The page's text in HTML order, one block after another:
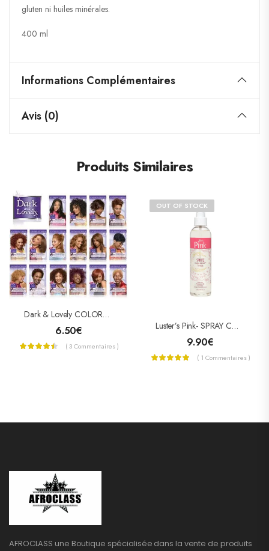
gluten ni huiles minérales.
400 ml
Informations Complémentaires
Avis (0)
Produits Similaires
Dark & Lovely COLORATION PERMANENTE « NUTRITIVE INTENSE »
6.50€
( 3 Commentaires )
OUT OF STOCK
Luster’s Pink- SPRAY COIFFANT SPRITZ 236ML
9.90€
( 1 Commentaires )
AFROCLASS une Boutique spécialisée dans la vente de produits